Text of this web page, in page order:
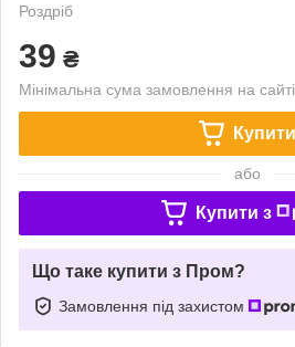
Роздріб
39 ₴
Мінімальна сума замовлення на
Купити
або
Купити з
Що таке купити з Пром?
Замовлення під захистом